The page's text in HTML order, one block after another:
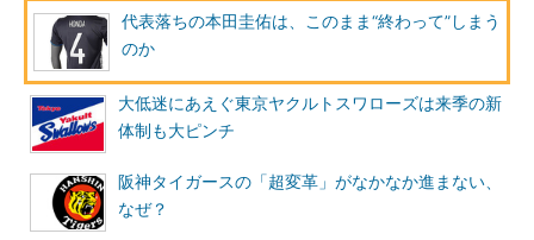
代表落ちの本田圭佑は、このまま“終わって”しまう
のか
大低迷にあえぐ東京ヤクルトスワローズは来季の新
体制も大ピンチ
阪神タイガースの「超変革」がなかなか進まない、
なぜ？